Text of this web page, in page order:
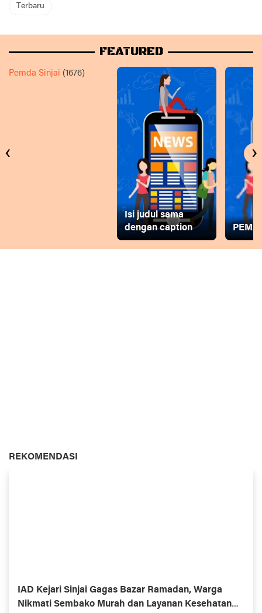
Terbaru
FEATURED
Pemda Sinjai (1676)
Isi judul sama
dengan caption
‹ ›
REKOMENDASI
IAD Kejari Sinjai Gagas Bazar Ramadan, Warga
Nikmati Sembako Murah dan Layanan Kesehatan